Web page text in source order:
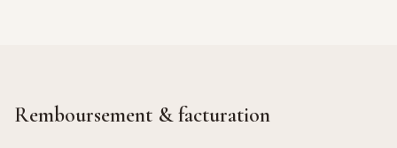
Remboursement & facturation